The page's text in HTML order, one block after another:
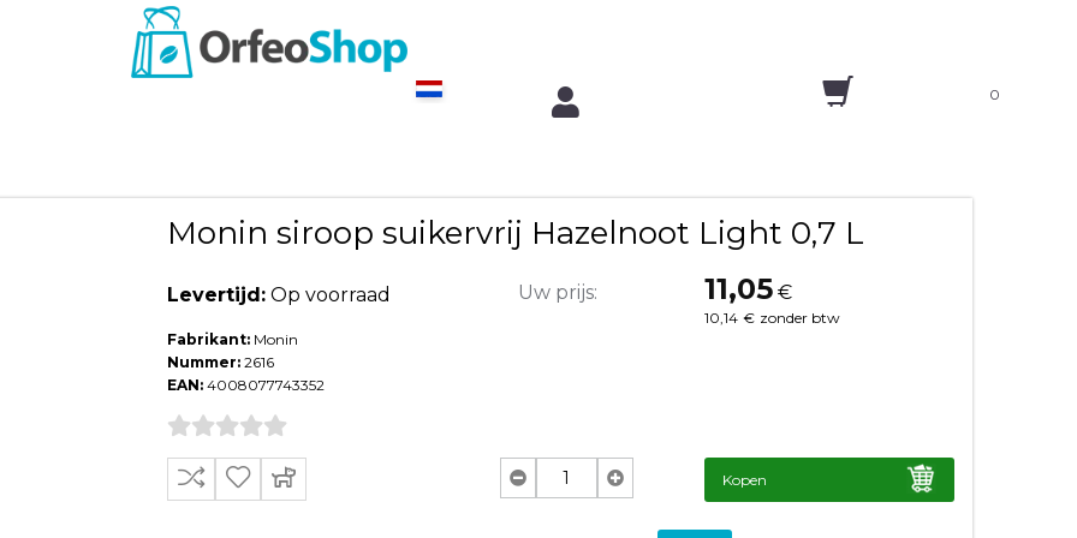
0
Monin siroop suikervrij Hazelnoot Light 0,7 L
Levertijd: Op voorraad
Fabrikant: Monin
Nummer: 2616
EAN: 4008077743352
Uw prijs: 11,05 €
10,14 € zonder btw
Kopen